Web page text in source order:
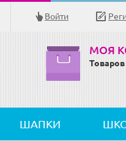
Войти
МОЯ
Товаров
ШАПКИ